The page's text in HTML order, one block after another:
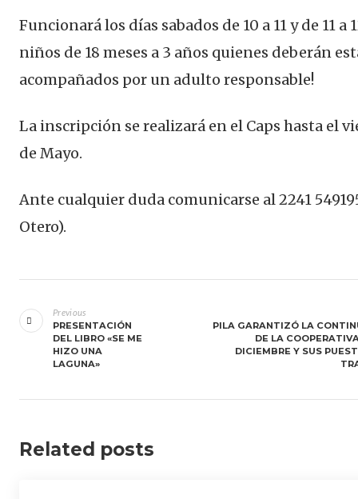
Funcionará los días sabados de 10 a 11 y de 11 a
niños de 18 meses a 3 años quienes deberán
acompañados por un adulto responsable!
La inscripción se realizará en el Caps hasta el
de Mayo.
Ante cualquier duda comunicarse al 2241
Otero).
de
entradas
Previous
PRESENTACIÓN
DEL LIBRO «SE ME
HIZO UNA
LAGUNA»
PILA GARANTIZÓ LA
DE LA
DICIEMBRE Y SUS
Related posts